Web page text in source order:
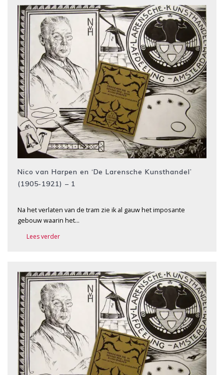
Nico van Harpen en ‘De Larensche Kunsthandel’
(1905-1921) – 1
Na het verlaten van de tram zie ik al gauw het imposante
gebouw waarin het…
Lees verder